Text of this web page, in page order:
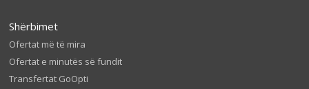
Shërbimet
Ofertat më të mira
Ofertat e minutës së fundit
Transfertat GoOpti